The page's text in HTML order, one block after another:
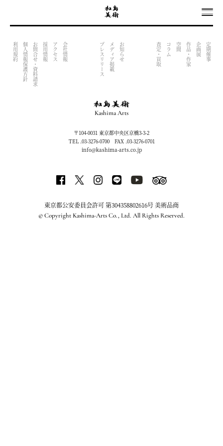
OUTPUT INDEX FILE (NOW UNDER CONSTRACTION)
定期催事
企画展
作品・作家
空間
コラム
査定・買取
お知らせ
メディア掲載
プレスリリース
会社情報
アクセス
採用情報
お問合せ・資料請求
個人情報保護方針
利用規約
Kashima Arts
〒104-0031 東京都中央区京橋3-3-2
TEL .03-3276-0700 FAX .03-3276-0701
info@kashima-arts.co.jp
東京都公安委員会許可 第304358802616号 美術品商
© Copyright Kashima-Arts Co., Ltd. All Rights Reserved.